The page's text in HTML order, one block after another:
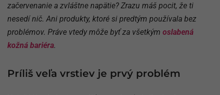
začervenanie a zvláštne napätie? Zrazu máš pocit, že ti
nesedí nič. Ani produkty, ktoré si predtým používala bez
problémov. Práve vtedy môže byť za všetkým oslabená
kožná bariéra.
Príliš veľa vrstiev je prvý problém